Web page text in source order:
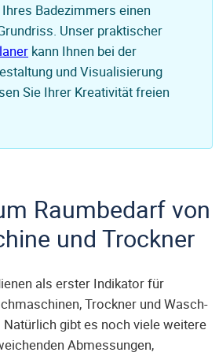
Badezimmers einen
Unser praktischer
kann Ihnen bei der
und Visualisierung
Sie Ihrer Kreativität freien
Raumbedarf von
und Trockner
als erster Indikator für
Trockner und Wasch-
gibt es noch viele weitere
Abmessungen,